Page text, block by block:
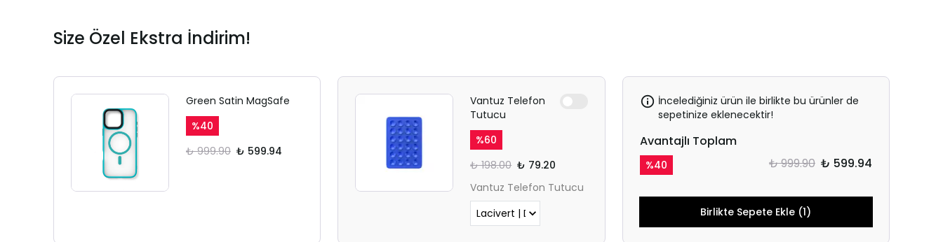
Size Özel Ekstra İndirim!
Green Satin MagSafe
%40
₺ 999.90 ₺ 599.94
Vantuz Telefon
Tutucu
%60
₺ 198.00 ₺ 79.20
Vantuz Telefon Tutucu
İncelediğiniz ürün ile birlikte bu ürünler de
sepetinize eklenecektir!
Avantajlı Toplam
%40 ₺ 999.90 ₺ 599.94
Birlikte Sepete Ekle (1)
Ödeme ekranı gizli sekmede
açılmayabilir.
Lütfen normal Safari
sekmesinden giriş yapın.